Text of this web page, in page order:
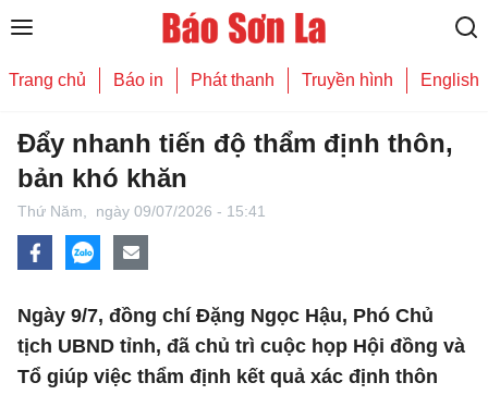
Trang chủ Báo in Phát thanh Truyền hình English
Đẩy nhanh tiến độ thẩm định thôn,
bản khó khăn
Thứ Năm, ngày 09/07/2026 - 15:41
Ngày 9/7, đồng chí Đặng Ngọc Hậu, Phó Chủ
tịch UBND tỉnh, đã chủ trì cuộc họp Hội đồng và
Tổ giúp việc thẩm định kết quả xác định thôn